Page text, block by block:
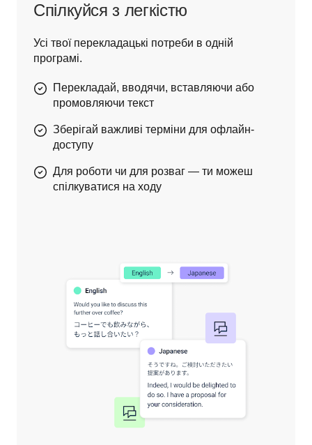
Спілкуйся з легкістю
Усі твої перекладацькі потреби в одній
програмі.
Перекладай, вводячи, вставляючи або
промовляючи текст
Зберігай важливі терміни для офлайн-
доступу
Для роботи чи для розваг — ти можеш
спілкуватися на ходу